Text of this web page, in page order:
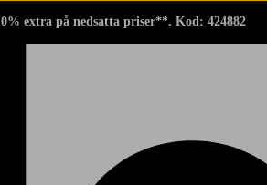
extra på nedsatta priser**. Kod: 424882